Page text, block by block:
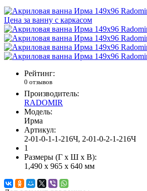
Цена за ванну с каркасом
Рейтинг:
0 отзывов
Производитель:
RADOMIR
Модель:
Ирма
Артикул:
2-01-0-1-1-216Ч, 2-01-0-2-1-216Ч
1
Размеры (Г x Ш x В):
1,490 x 965 x 640 мм